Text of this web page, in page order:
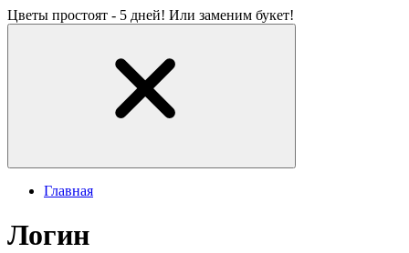
Цветы простоят - 5 дней! Или заменим букет!
Главная
Логин